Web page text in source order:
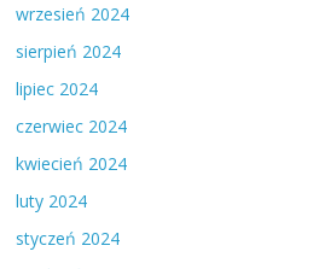
wrzesień 2024
sierpień 2024
lipiec 2024
czerwiec 2024
kwiecień 2024
luty 2024
styczeń 2024